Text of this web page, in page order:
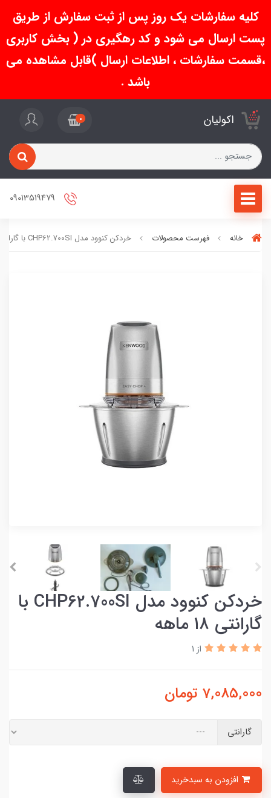
کلیه سفارشات یک روز پس از ثبت سفارش از طریق
پست ارسال می شود و کد رهگیری در ( بخش کاربری
،قسمت سفارشات ، اطلاعات ارسال )قابل مشاهده می
باشد .
اکولیان 0
خانه فهرست محصولات خردکن کنوود مدل CHP62.700SI با گارانتی ۱۸ ماهه
خردکن کنوود مدل CHP62.700SI با
گارانتی ۱۸ ماهه
از 1
7,085,000 تومان
گارانتی